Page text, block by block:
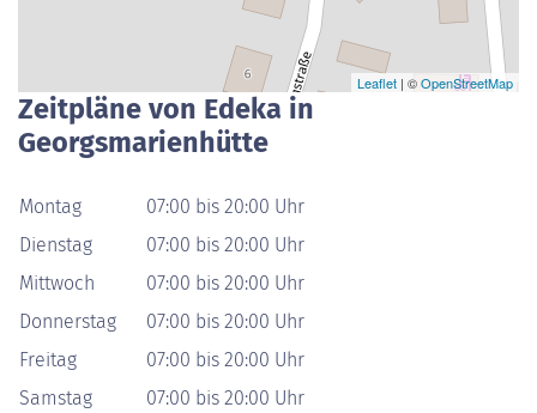
Leaflet | ©OpenStreetMap
Zeitpläne von Edeka in
Georgsmarienhütte
Montag
07:00 bis 20:00 Uhr
Dienstag
07:00 bis 20:00 Uhr
Mittwoch
07:00 bis 20:00 Uhr
Donnerstag
07:00 bis 20:00 Uhr
Freitag
07:00 bis 20:00 Uhr
Samstag
07:00 bis 20:00 Uhr